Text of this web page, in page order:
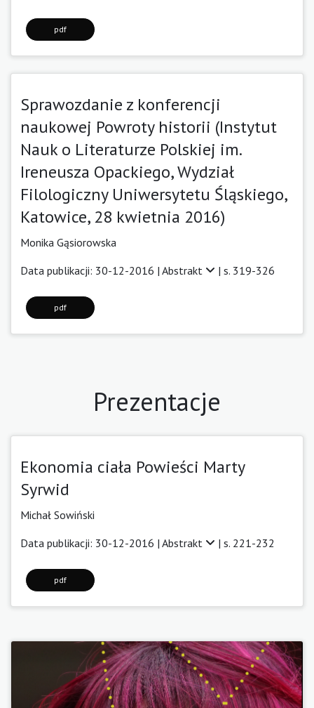
pdf
Sprawozdanie z konferencji
naukowej Powroty historii (Instytut
Nauk o Literaturze Polskiej im.
Ireneusza Opackiego, Wydział
Filologiczny Uniwersytetu Śląskiego,
Katowice, 28 kwietnia 2016)
Monika Gąsiorowska
Data publikacji: 30-12-2016 | Abstrakt | s. 319-326
pdf
Prezentacje
Ekonomia ciała Powieści Marty
Syrwid
Michał Sowiński
Data publikacji: 30-12-2016 | Abstrakt | s. 221-232
pdf